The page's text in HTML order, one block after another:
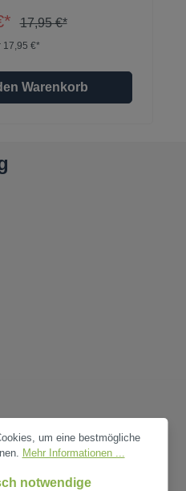
17,95 €*
17,95 €*
Warenkorb
um eine bestmögliche
Mehr Informationen ...
notwendige